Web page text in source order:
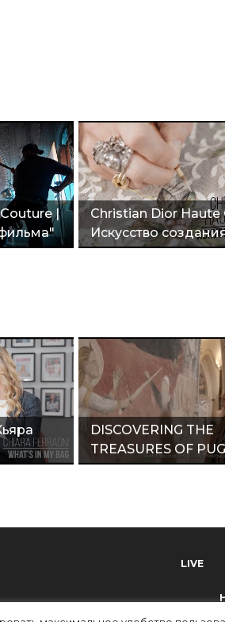
|
Christian Dior Haute
Искусство
2"
DISCOVERING THE
TREASURES OF
WITH CHIARA
LIVE